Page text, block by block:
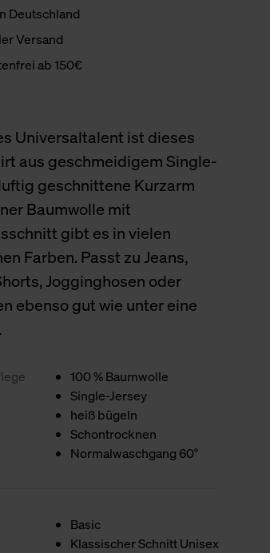
Deutschland
Versand
ab 150€
Universaltalent ist dieses
aus geschmeidigem Single-
geschnittene Kurzarm
Baumwolle mit
gibt es in vielen
Farben. Passt zu Jeans,
Jogginghosen oder
ebenso gut wie unter eine
100 % Baumwolle
Single-Jersey
heiß bügeln
Schontrocknen
Normalwaschgang 60°
Basic
Klassischer Schnitt Unisex